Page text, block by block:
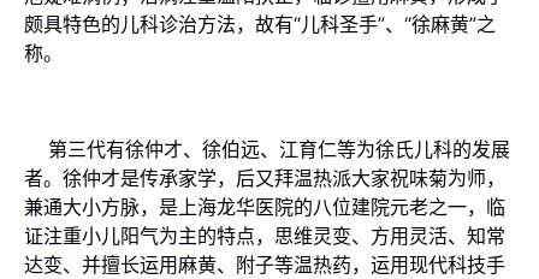
颇具特色的儿科诊治方法，故有“儿科圣手”、“徐麻黄”之
称。
第三代有徐仲才、徐伯远、江育仁等为徐氏儿科的发展
者。徐仲才是传承家学，后又拜温热派大家祝味菊为师，
兼通大小方脉，是上海龙华医院的八位建院元老之一，临
证注重小儿阳气为主的特点，思维灵变、方用灵活、知常
达变、并擅长运用麻黄、附子等温热药，运用现代科技手